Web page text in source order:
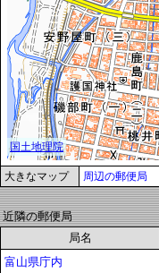
大きなマップ 周辺の郵便局
近隣の郵便局
局名
富山県庁内